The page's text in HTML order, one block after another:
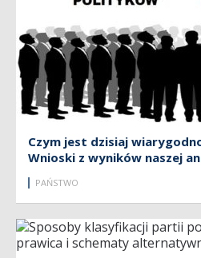
Czym jest dzisiaj
Wnioski z wyników naszej
PAŃSTWO